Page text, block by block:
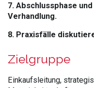
7. Abschlussphase
Verhandlung.
8. Praxisfälle
Zielgruppe
Einkaufsleitung,